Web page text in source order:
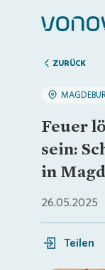
Zuhause
Mein
Meine Stadt
ZURÜCK
Feuer
sein:
in
26.05.2025
Teilen